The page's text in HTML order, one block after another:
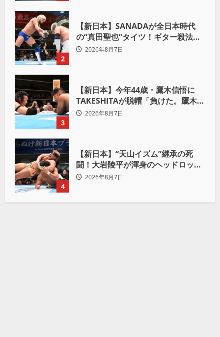
2
【新日本】SANADAが全日本時代
の“真田聖也”タイツ！ギター殺法で
Yuto-IceをKO「俺と闘う時は考え
2026年8月7日
3
【新日本】今年44歳・鷹木信悟に
TAKESHITAが脱帽「負けた。鷹木信
悟、強いわ！」
2026年8月7日
4
【新日本】“天山イズム”継承の死
闘！大岩陵平が渾身のヘッドロック
で後藤洋央紀からタップ奪取 執念の
2026年8月7日